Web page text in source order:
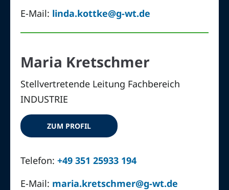
E-Mail: linda.kottke@g-wt.de
Maria Kretschmer
Stellvertretende Leitung Fachbereich
INDUSTRIE
ZUM PROFIL
Telefon:+49 351 25933 194
E-Mail: maria.kretschmer@g-wt.de